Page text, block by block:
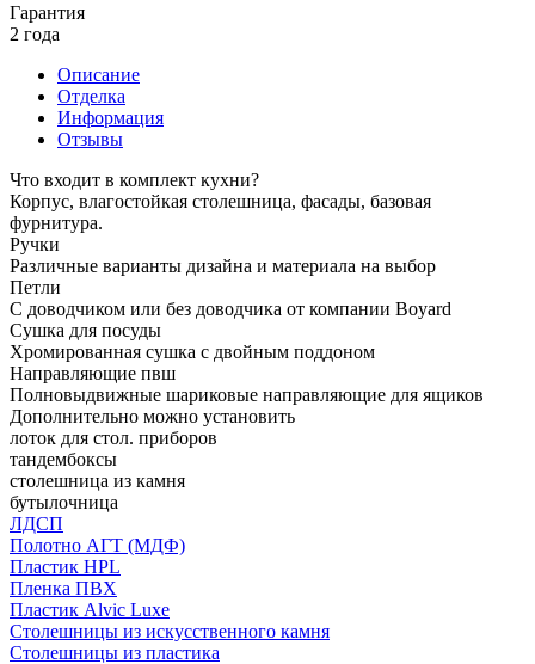
Гарантия
2 года
Описание
Отделка
Информация
Отзывы
Что входит в комплект кухни?
Корпус, влагостойкая столешница, фасады, базовая
фурнитура.
Ручки
Различные варианты дизайна и материала на выбор
Петли
С доводчиком или без доводчика от компании Boyard
Сушка для посуды
Хромированная сушка с двойным поддоном
Направляющие пвш
Полновыдвижные шариковые направляющие для ящиков
Дополнительно можно установить
лоток для стол. приборов
тандембоксы
столешница из камня
бутылочница
ЛДСП
Полотно АГТ (МДФ)
Пластик HPL
Пленка ПВХ
Пластик Alvic Luxe
Столешницы из искусственного камня
Столешницы из пластика